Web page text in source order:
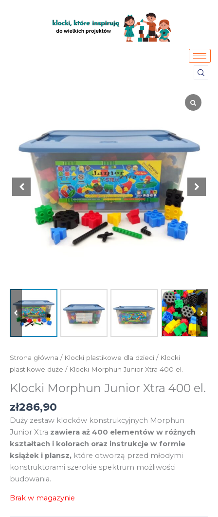
Strona główna / Klocki plastikowe dla dzieci / Klocki
plastikowe duże / Klocki Morphun Junior Xtra 400 el.
Klocki Morphun Junior Xtra 400 el.
zł286,90
Duży zestaw klocków konstrukcyjnych Morphun
Junior Xtra zawiera aż 400 elementów w różnych
kształtach i kolorach oraz instrukcje w formie
książek i plansz, które otworzą przed młodymi
konstruktorami szerokie spektrum możliwości
budowania.
Brak w magazynie